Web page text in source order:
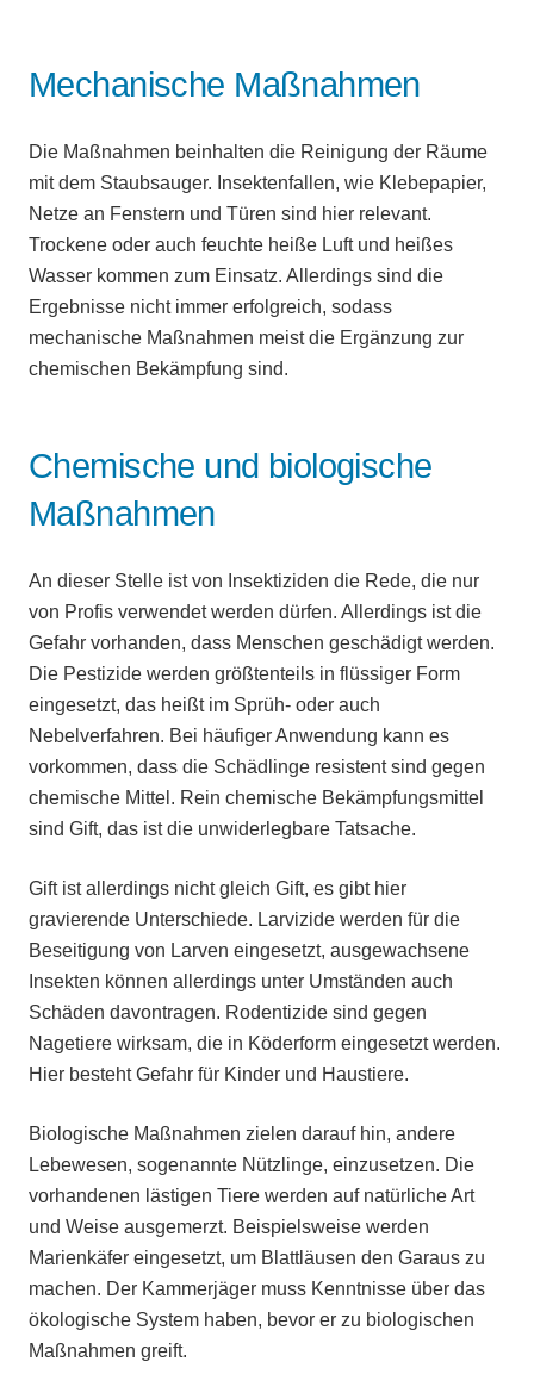
Mechanische Maßnahmen
Die Maßnahmen beinhalten die Reinigung der Räume
mit dem Staubsauger. Insektenfallen, wie Klebepapier,
Netze an Fenstern und Türen sind hier relevant.
Trockene oder auch feuchte heiße Luft und heißes
Wasser kommen zum Einsatz. Allerdings sind die
Ergebnisse nicht immer erfolgreich, sodass
mechanische Maßnahmen meist die Ergänzung zur
chemischen Bekämpfung sind.
Chemische und biologische
Maßnahmen
An dieser Stelle ist von Insektiziden die Rede, die nur
von Profis verwendet werden dürfen. Allerdings ist die
Gefahr vorhanden, dass Menschen geschädigt werden.
Die Pestizide werden größtenteils in flüssiger Form
eingesetzt, das heißt im Sprüh- oder auch
Nebelverfahren. Bei häufiger Anwendung kann es
vorkommen, dass die Schädlinge resistent sind gegen
chemische Mittel. Rein chemische Bekämpfungsmittel
sind Gift, das ist die unwiderlegbare Tatsache.
Gift ist allerdings nicht gleich Gift, es gibt hier
gravierende Unterschiede. Larvizide werden für die
Beseitigung von Larven eingesetzt, ausgewachsene
Insekten können allerdings unter Umständen auch
Schäden davontragen. Rodentizide sind gegen
Nagetiere wirksam, die in Köderform eingesetzt werden.
Hier besteht Gefahr für Kinder und Haustiere.
Biologische Maßnahmen zielen darauf hin, andere
Lebewesen, sogenannte Nützlinge, einzusetzen. Die
vorhandenen lästigen Tiere werden auf natürliche Art
und Weise ausgemerzt. Beispielsweise werden
Marienkäfer eingesetzt, um Blattläusen den Garaus zu
machen. Der Kammerjäger muss Kenntnisse über das
ökologische System haben, bevor er zu biologischen
Maßnahmen greift.